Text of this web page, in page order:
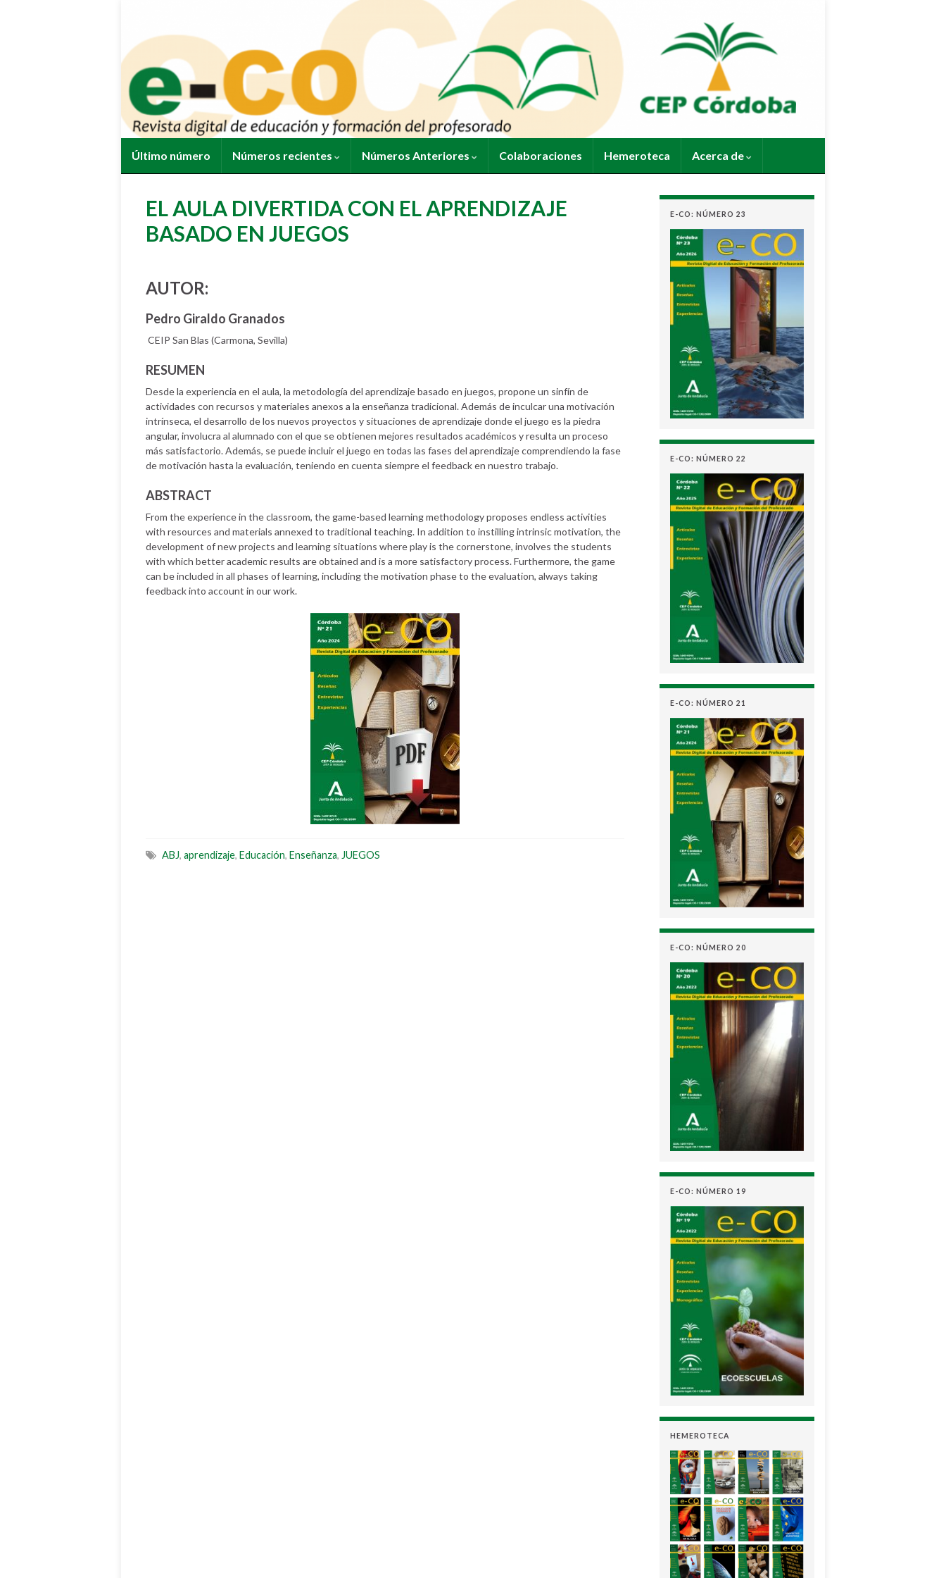
Último número Números recientes Números Anteriores Colaboraciones Hemeroteca Acerca de
EL AULA DIVERTIDA CON EL APRENDIZAJE
BASADO EN JUEGOS
AUTOR:
Pedro Giraldo Granados
CEIP San Blas (Carmona, Sevilla)
RESUMEN
Desde la experiencia en el aula, la metodología del aprendizaje basado en juegos, propone un sinfín de
actividades con recursos y materiales anexos a la enseñanza tradicional. Además de inculcar una motivación
intrínseca, el desarrollo de los nuevos proyectos y situaciones de aprendizaje donde el juego es la piedra
angular, involucra al alumnado con el que se obtienen mejores resultados académicos y resulta un proceso
más satisfactorio. Además, se puede incluir el juego en todas las fases del aprendizaje comprendiendo la fase
de motivación hasta la evaluación, teniendo en cuenta siempre el feedback en nuestro trabajo.
ABSTRACT
From the experience in the classroom, the game-based learning methodology proposes endless activities
with resources and materials annexed to traditional teaching. In addition to instilling intrinsic motivation, the
development of new projects and learning situations where play is the cornerstone, involves the students
with which better academic results are obtained and is a more satisfactory process. Furthermore, the game
can be included in all phases of learning, including the motivation phase to the evaluation, always taking
feedback into account in our work.
ABJ, aprendizaje, Educación, Enseñanza, JUEGOS
E-CO: NÚMERO 23
E-CO: NÚMERO 22
E-CO: NÚMERO 21
E-CO: NÚMERO 20
E-CO: NÚMERO 19
HEMEROTECA